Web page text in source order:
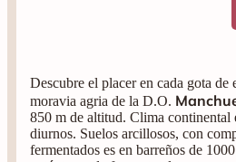
Descubre el placer en cada gota de
moravia agria de la D.O.
850 m de altitud. Clima continental
diurnos. Suelos arcillosos, con
fermentados es en barreños de